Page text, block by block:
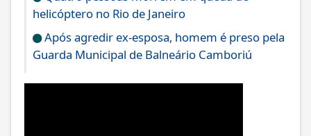
helicóptero no Rio de Janeiro
Após agredir ex-esposa, homem é preso pela
Guarda Municipal de Balneário Camboriú